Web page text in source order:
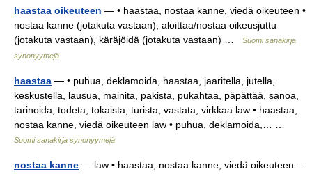
haastaa oikeuteen — • haastaa, nostaa kanne, viedä oikeuteen •
nostaa kanne (jotakuta vastaan), aloittaa/nostaa oikeusjuttu
(jotakuta vastaan), käräjöidä (jotakuta vastaan) …
Suomi sanakirja
synonyymejä
haastaa — • puhua, deklamoida, haastaa, jaaritella, jutella,
keskustella, lausua, mainita, pakista, pukahtaa, päpättää, sanoa,
tarinoida, todeta, tokaista, turista, vastata, virkkaa law • haastaa,
nostaa kanne, viedä oikeuteen law • puhua, deklamoida,… …
Suomi sanakirja synonyymejä
nostaa kanne — law • haastaa, nostaa kanne, viedä oikeuteen …